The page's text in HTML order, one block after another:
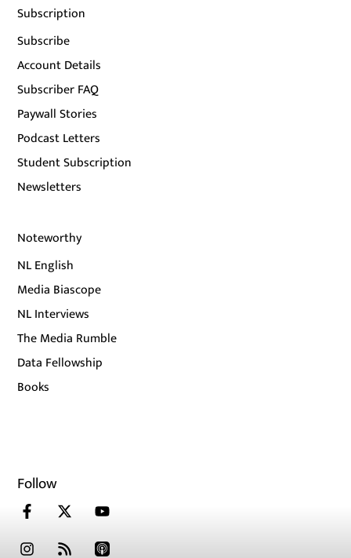
Subscription
Subscribe
Account Details
Subscriber FAQ
Paywall Stories
Podcast Letters
Student Subscription
Newsletters
Noteworthy
NL English
Media Biascope
NL Interviews
The Media Rumble
Data Fellowship
Books
Follow